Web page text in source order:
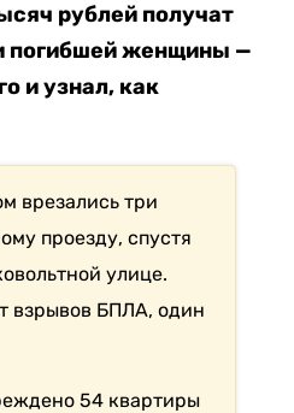
рублей получат
погибшей женщины —
и узнал, как
врезались три
проезду, спустя
улице.
взрывов БПЛА, один
54 квартиры